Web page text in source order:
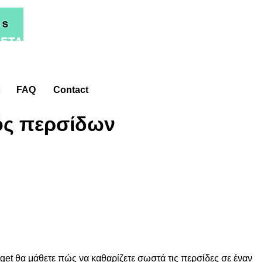
FAQ Contact
περσίδων
θα μάθετε πώς να καθαρίζετε σωστά τις περσίδες σε έναν